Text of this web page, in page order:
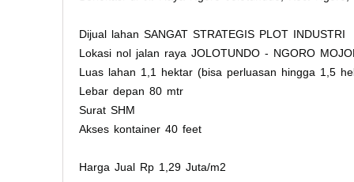
Dijual lahan SANGAT STRATEGIS PLOT INDUSTRI
Lokasi nol jalan raya JOLOTUNDO - NGORO
Luas lahan 1,1 hektar (bisa perluasan hingga 1,5
Lebar depan 80 mtr
Surat SHM
Akses kontainer 40 feet
Harga Jual Rp 1,29 Juta/m2